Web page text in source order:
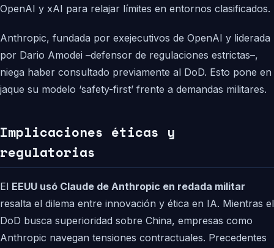
OpenAI y xAI para relajar límites en entornos clasificados.
Anthropic, fundada por exejecutivos de OpenAI y liderada
por Dario Amodei –defensor de regulaciones estrictas–,
niega haber consultado previamente al DoD. Esto pone en
jaque su modelo ‘safety-first’ frente a demandas militares.
Implicaciones éticas y
regulatorias
El EEUU usó Claude de Anthropic en redada militar
resalta el dilema entre innovación y ética en IA. Mientras el
DoD busca superioridad sobre China, empresas como
Anthropic navegan tensiones contractuales. Precedentes